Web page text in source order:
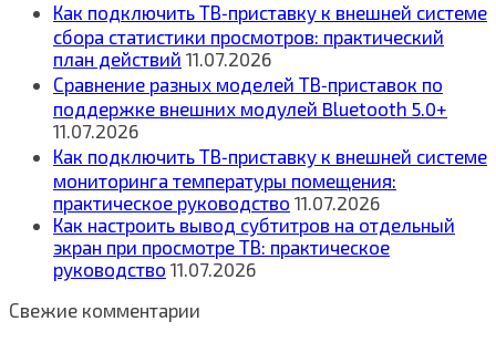
Как подключить ТВ‑приставку к внешней системе
сбора статистики просмотров: практический
план действий 11.07.2026
Сравнение разных моделей ТВ‑приставок по
поддержке внешних модулей Bluetooth 5.0+
11.07.2026
Как подключить ТВ‑приставку к внешней системе
мониторинга температуры помещения:
практическое руководство 11.07.2026
Как настроить вывод субтитров на отдельный
экран при просмотре ТВ: практическое
руководство 11.07.2026
Свежие комментарии